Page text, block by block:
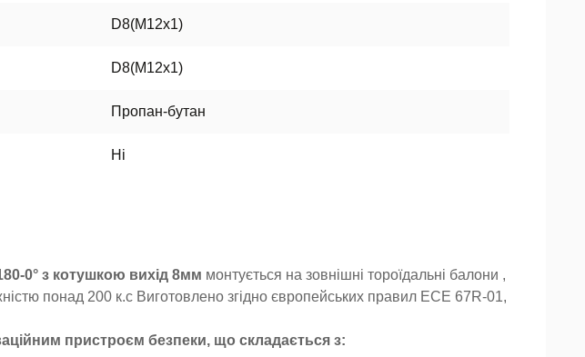
D8(M12x1)
D8(M12x1)
Пропан-бутан
Ні
0° з котушкою вихід 8мм монтується на зовнішні тороїдальні балони ,
понад 200 к.с Виготовлено згідно європейських правил ECE 67R-01,
пристроєм безпеки, що складається з: